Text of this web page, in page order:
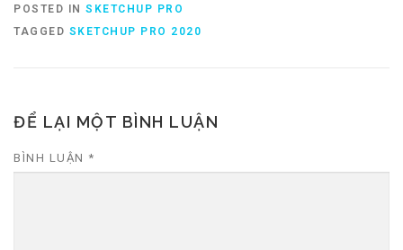
POSTED IN SKETCHUP PRO
TAGGED SKETCHUP PRO 2020
ĐỂ LẠI MỘT BÌNH LUẬN
BÌNH LUẬN *